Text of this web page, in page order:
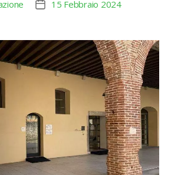
Data15 Febbraio 2024